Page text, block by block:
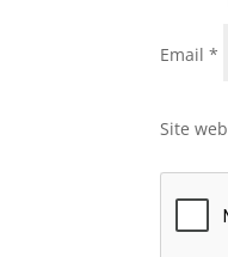
Email*
Site web